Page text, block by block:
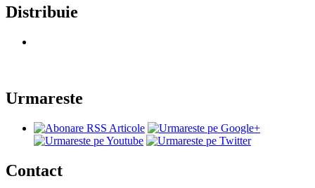
Distribuie
Urmareste
Contact